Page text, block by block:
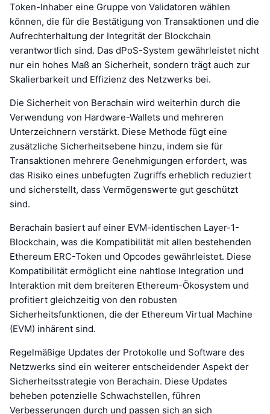
Token-Inhaber eine Gruppe von Validatoren wählen
können, die für die Bestätigung von Transaktionen und die
Aufrechterhaltung der Integrität der Blockchain
verantwortlich sind. Das dPoS-System gewährleistet nicht
nur ein hohes Maß an Sicherheit, sondern trägt auch zur
Skalierbarkeit und Effizienz des Netzwerks bei.
Die Sicherheit von Berachain wird weiterhin durch die
Verwendung von Hardware-Wallets und mehreren
Unterzeichnern verstärkt. Diese Methode fügt eine
zusätzliche Sicherheitsebene hinzu, indem sie für
Transaktionen mehrere Genehmigungen erfordert, was
das Risiko eines unbefugten Zugriffs erheblich reduziert
und sicherstellt, dass Vermögenswerte gut geschützt
sind.
Berachain basiert auf einer EVM-identischen Layer-1-
Blockchain, was die Kompatibilität mit allen bestehenden
Ethereum ERC-Token und Opcodes gewährleistet. Diese
Kompatibilität ermöglicht eine nahtlose Integration und
Interaktion mit dem breiteren Ethereum-Ökosystem und
profitiert gleichzeitig von den robusten
Sicherheitsfunktionen, die der Ethereum Virtual Machine
(EVM) inhärent sind.
Regelmäßige Updates der Protokolle und Software des
Netzwerks sind ein weiterer entscheidender Aspekt der
Sicherheitsstrategie von Berachain. Diese Updates
beheben potenzielle Schwachstellen, führen
Verbesserungen durch und passen sich an sich